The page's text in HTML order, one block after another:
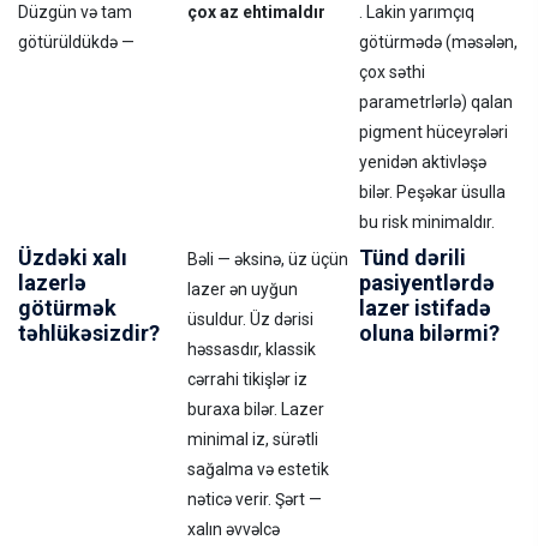
Düzgün və tam
götürüldükdə —
çox az ehtimaldır
. Lakin yarımçıq
götürmədə (məsələn,
çox səthi
parametrlərlə) qalan
pigment hüceyrələri
yenidən aktivləşə
bilər. Peşəkar üsulla
bu risk minimaldır.
Üzdəki xalı
lazerlə
götürmək
təhlükəsizdir?
Bəli — əksinə, üz üçün
lazer ən uyğun
üsuldur. Üz dərisi
həssasdır, klassik
cərrahi tikişlər iz
buraxa bilər. Lazer
minimal iz, sürətli
sağalma və estetik
nəticə verir. Şərt —
xalın əvvəlcə
Tünd dərili
pasiyentlərdə
lazer istifadə
oluna bilərmi?